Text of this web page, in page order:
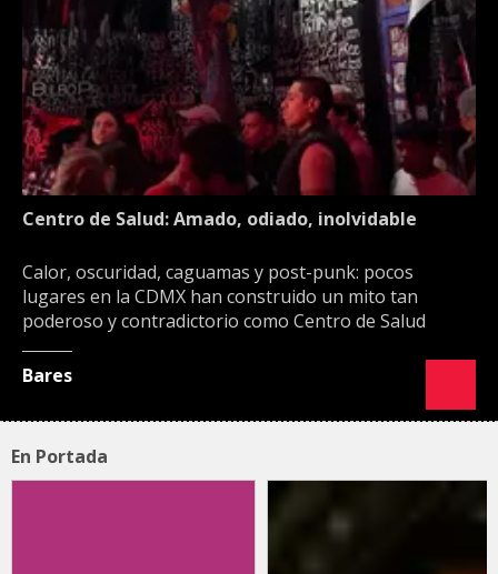
Centro de Salud: Amado, odiado, inolvidable
Calor, oscuridad, caguamas y post-punk: pocos
lugares en la CDMX han construido un mito tan
poderoso y contradictorio como Centro de Salud
Bares
En Portada